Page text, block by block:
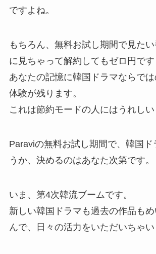
ですよね。
もちろん、無料お試し期間で見た
に見ちゃって解約してもゼロ円です
あなたの記憶に韓国ドラマならで
体験が残ります。
これは節約モードの人にはうれしい
Paraviの無料お試し期間で、韓国
うか、決めるのはあなた次第です。
いま、第4次韓流ブームです。
新しい韓国ドラマも過去の作品も
んで、日々の活力をいただいちゃい